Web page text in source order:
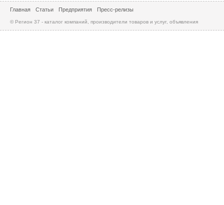
Главная Статьи Предприятия Пресс-релизы
© Регион 37 - каталог компаний, производители товаров и услуг, объявления